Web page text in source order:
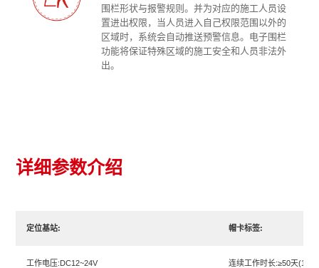
围栏形状与报警规则。并为对应的施工人员设
置进出权限，当人员进入自己权限范围以外的
区域时，系统会自动推送预警信息。电子围栏
功能将保证特殊区域的施工安全和人员非法外
出。
详细参数介绍
定位基站: 帽卡标签:
工作电压:DC12~24V 连续工作时长:≥50天(1Hz